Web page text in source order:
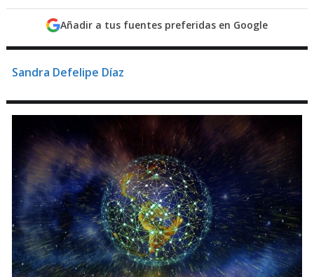
Añadir a tus fuentes preferidas en Google
Sandra Defelipe Díaz